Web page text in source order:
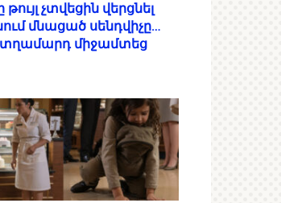
թույլ չտվեցին վերցնել
մնացած սենդվիչը…
տղամարդ միջամտեց